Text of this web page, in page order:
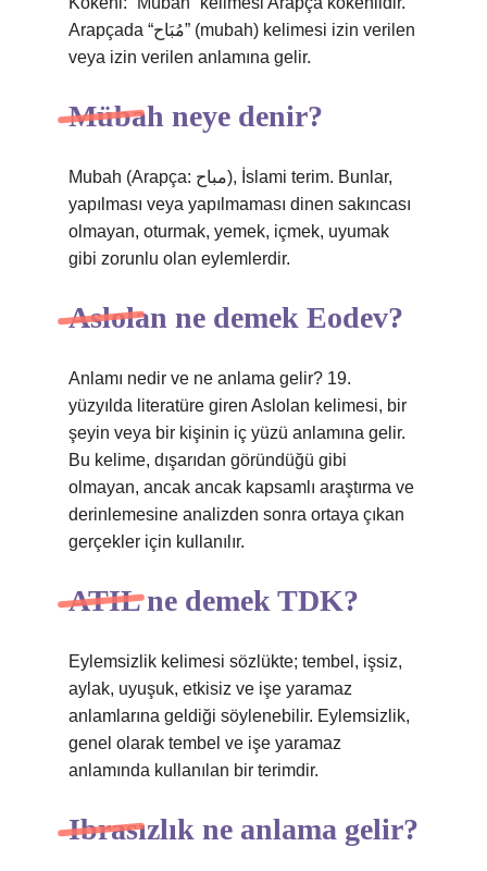
Arapçada “مُبَاح” (mubah) kelimesi izin verilen
veya izin verilen anlamına gelir.
Mübah neye denir?
Mubah (Arapça: مباح), İslami terim. Bunlar,
yapılması veya yapılmaması dinen sakıncası
olmayan, oturmak, yemek, içmek, uyumak
gibi zorunlu olan eylemlerdir.
Aslolan ne demek Eodev?
Anlamı nedir ve ne anlama gelir? 19.
yüzyılda literatüre giren Aslolan kelimesi, bir
şeyin veya bir kişinin iç yüzü anlamına gelir.
Bu kelime, dışarıdan göründüğü gibi
olmayan, ancak ancak kapsamlı araştırma ve
derinlemesine analizden sonra ortaya çıkan
gerçekler için kullanılır.
ATIL ne demek TDK?
Eylemsizlik kelimesi sözlükte; tembel, işsiz,
aylak, uyuşuk, etkisiz ve işe yaramaz
anlamlarına geldiği söylenebilir. Eylemsizlik,
genel olarak tembel ve işe yaramaz
anlamında kullanılan bir terimdir.
Ibrasızlık ne anlama gelir?